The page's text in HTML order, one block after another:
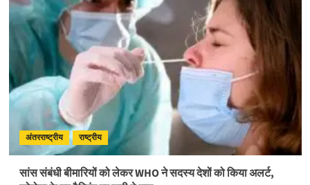
अंतरराष्ट्रीय राष्ट्रीय
सांस संबंधी बीमारियों को लेकर WHO ने सदस्य देशों को किया अलर्ट,